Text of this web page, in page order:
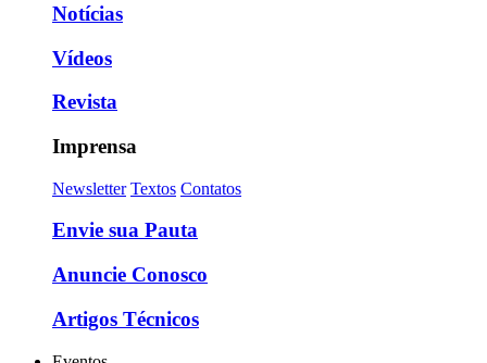
Notícias
Vídeos
Revista
Imprensa
Newsletter Textos Contatos
Envie sua Pauta
Anuncie Conosco
Artigos Técnicos